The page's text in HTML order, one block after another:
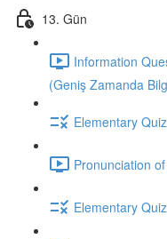
13. Gün
Information
(Geniş Zamanda
Elementary
Pronunciation of
Elementary Quiz